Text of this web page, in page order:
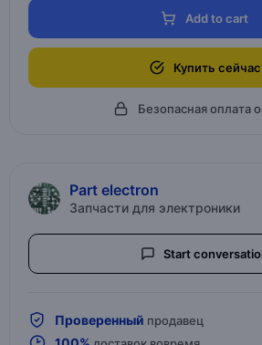
Add to cart
Купить сейчас
Безопасная оплата
Part electron
Запчасти для электроники
Start
Проверенный продавец